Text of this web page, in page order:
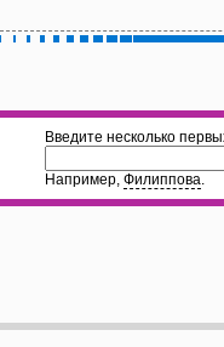
Введите несколько
Например, Филиппова.